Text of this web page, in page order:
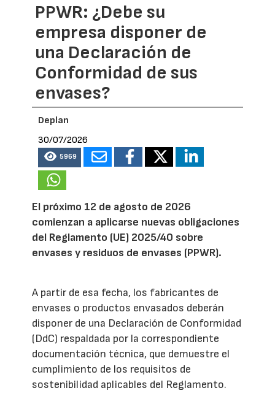
PPWR: ¿Debe su
empresa disponer de
una Declaración de
Conformidad de sus
envases?
Deplan
30/07/2026
5969
El próximo 12 de agosto de 2026
comienzan a aplicarse nuevas obligaciones
del Reglamento (UE) 2025/40 sobre
envases y residuos de envases (PPWR).
A partir de esa fecha, los fabricantes de
envases o productos envasados deberán
disponer de una Declaración de Conformidad
(DdC) respaldada por la correspondiente
documentación técnica, que demuestre el
cumplimiento de los requisitos de
sostenibilidad aplicables del Reglamento.